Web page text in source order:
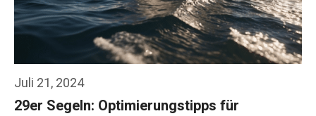
Juli 21, 2024
29er Segeln: Optimierungstipps für